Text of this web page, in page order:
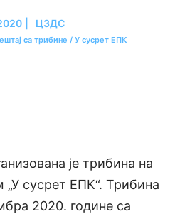
ЦЗДС
са трибине / У сусрет ЕПК
је трибина на
сусрет ЕПК“. Трибина
2020. године са